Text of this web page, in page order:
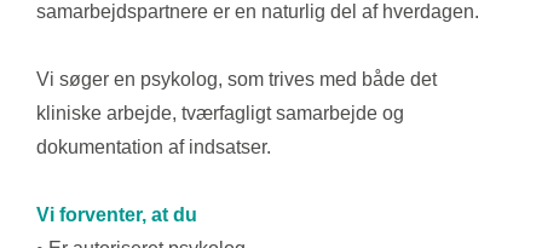
samarbejdspartnere er en naturlig del af hverdagen.
Vi søger en psykolog, som trives med både det
kliniske arbejde, tværfagligt samarbejde og
dokumentation af indsatser.
Vi forventer, at du